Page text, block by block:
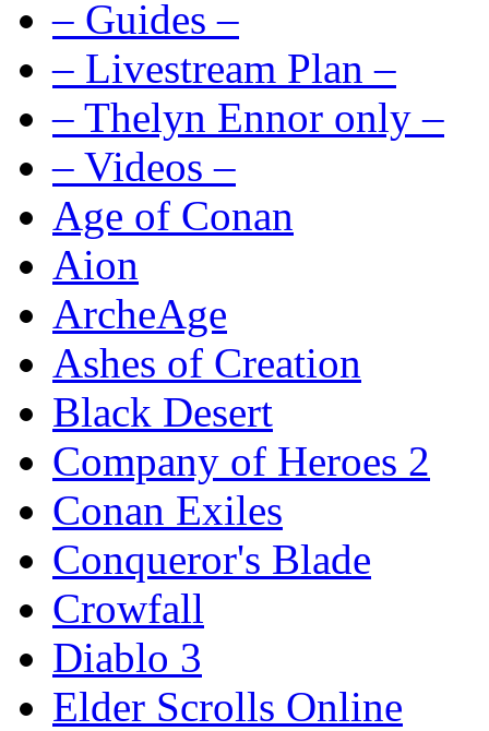
– Guides –
– Livestream Plan –
– Thelyn Ennor only –
– Videos –
Age of Conan
Aion
ArcheAge
Ashes of Creation
Black Desert
Company of Heroes 2
Conan Exiles
Conqueror's Blade
Crowfall
Diablo 3
Elder Scrolls Online